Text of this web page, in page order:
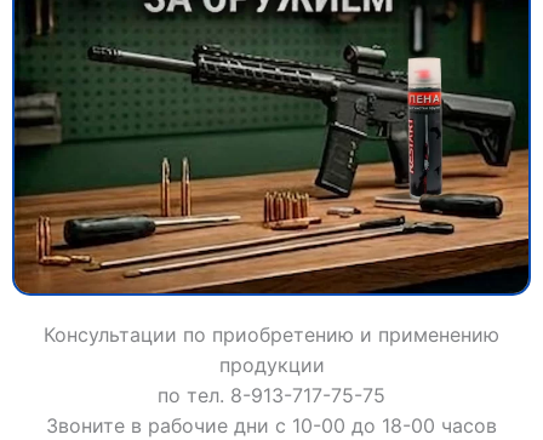
Консультации по приобретению и применению
продукции
по тел. 8-913-717-75-75
Звоните в рабочие дни с 10-00 до 18-00 часов